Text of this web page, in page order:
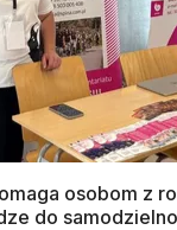
osobom z
do